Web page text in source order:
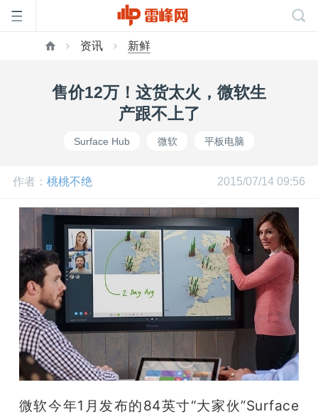
公
开
课
活
资讯 新鲜
售价12万！这货太火，微软生
产跟不上了
Surface Hub 微软 平板电脑
作者： 桃桃不绝 2015/07/14 09:56
微软今年1月发布的84英寸“大家伙”Surface